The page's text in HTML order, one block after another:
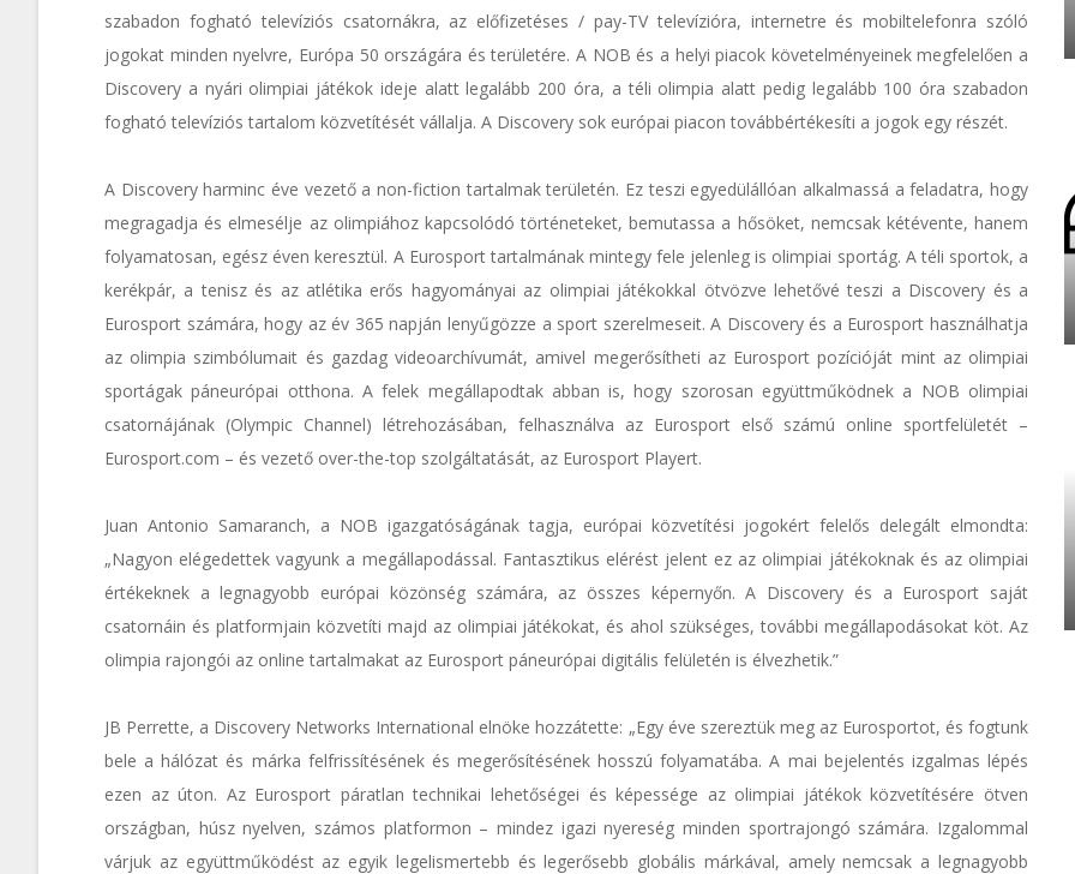
szabadon fogható televíziós csatornákra, az előfizetéses / pay-TV televízióra, internetre és mobiltelefonra szóló
jogokat minden nyelvre, Európa 50 országára és területére. A NOB és a helyi piacok követelményeinek megfelelően a
Discovery a nyári olimpiai játékok ideje alatt legalább 200 óra, a téli olimpia alatt pedig legalább 100 óra szabadon
fogható televíziós tartalom közvetítését vállalja. A Discovery sok európai piacon továbbértékesíti a jogok egy részét.
A Discovery harminc éve vezető a non-fiction tartalmak területén. Ez teszi egyedülállóan alkalmassá a feladatra, hogy
megragadja és elmesélje az olimpiához kapcsolódó történeteket, bemutassa a hősöket, nemcsak kétévente, hanem
folyamatosan, egész éven keresztül. A Eurosport tartalmának mintegy fele jelenleg is olimpiai sportág. A téli sportok, a
kerékpár, a tenisz és az atlétika erős hagyományai az olimpiai játékokkal ötvözve lehetővé teszi a Discovery és a
Eurosport számára, hogy az év 365 napján lenyűgözze a sport szerelmeseit. A Discovery és a Eurosport használhatja
az olimpia szimbólumait és gazdag videoarchívumát, amivel megerősítheti az Eurosport pozícióját mint az olimpiai
sportágak páneurópai otthona. A felek megállapodtak abban is, hogy szorosan együttműködnek a NOB olimpiai
csatornájának (Olympic Channel) létrehozásában, felhasználva az Eurosport első számú online sportfelületét –
Eurosport.com – és vezető over-the-top szolgáltatását, az Eurosport Playert.
Juan Antonio Samaranch, a NOB igazgatóságának tagja, európai közvetítési jogokért felelős delegált elmondta:
„Nagyon elégedettek vagyunk a megállapodással. Fantasztikus elérést jelent ez az olimpiai játékoknak és az olimpiai
értékeknek a legnagyobb európai közönség számára, az összes képernyőn. A Discovery és a Eurosport saját
csatornáin és platformjain közvetíti majd az olimpiai játékokat, és ahol szükséges, további megállapodásokat köt. Az
olimpia rajongói az online tartalmakat az Eurosport páneurópai digitális felületén is élvezhetik.”
JB Perrette, a Discovery Networks International elnöke hozzátette: „Egy éve szereztük meg az Eurosportot, és fogtunk
bele a hálózat és márka felfrissítésének és megerősítésének hosszú folyamatába. A mai bejelentés izgalmas lépés
ezen az úton. Az Eurosport páratlan technikai lehetőségei és képessége az olimpiai játékok közvetítésére ötven
országban, húsz nyelven, számos platformon – mindez igazi nyereség minden sportrajongó számára. Izgalommal
várjuk az együttműködést az egyik legelismertebb és legerősebb globális márkával, amely nemcsak a legnagyobb